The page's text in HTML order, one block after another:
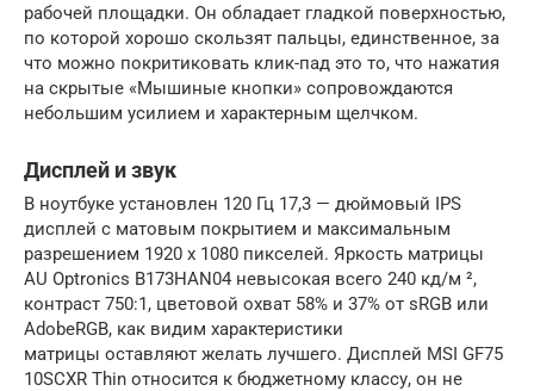
рабочей площадки. Он обладает гладкой поверхностью,
по которой хорошо скользят пальцы, единственное, за
что можно покритиковать клик-пад это то, что нажатия
на скрытые «Мышиные кнопки» сопровождаются
небольшим усилием и характерным щелчком.
Дисплей и звук
В ноутбуке установлен 120 Гц 17,3 — дюймовый IPS
дисплей с матовым покрытием и максимальным
разрешением 1920 х 1080 пикселей. Яркость матрицы
AU Optronics B173HAN04 невысокая всего 240 кд/м ²,
контраст 750:1, цветовой охват 58% и 37% от sRGB или
AdobeRGB, как видим характеристики
матрицы оставляют желать лучшего. Дисплей MSI GF75
10SCXR Thin относится к бюджетному классу, он не